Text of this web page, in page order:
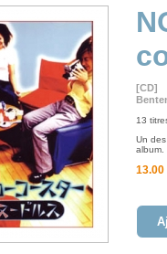
[CD]
13
Un
album.
13.00